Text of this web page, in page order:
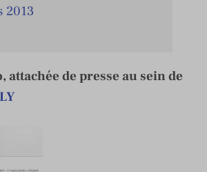
2013
attachée de presse au sein de